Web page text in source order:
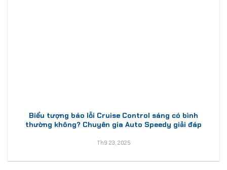
Biểu tượng báo lỗi Cruise Control sáng có bình
thường không? Chuyên gia Auto Speedy giải đáp
Th9 23, 2025